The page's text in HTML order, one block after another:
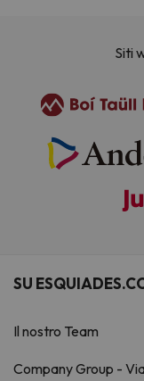
Siti
SU
Il nostro Team
Company Group -